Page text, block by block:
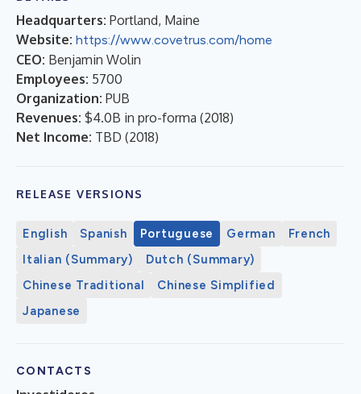
Headquarters: Portland, Maine
Website: https://www.covetrus.com/home
CEO: Benjamin Wolin
Employees: 5700
Organization: PUB
Revenues: $4.0B in pro-forma (2018)
Net Income: TBD (2018)
RELEASE VERSIONS
English Spanish Portuguese German
French
Italian (Summary)
Dutch (Summary)
Chinese Traditional
Chinese Simplified
Japanese
CONTACTS